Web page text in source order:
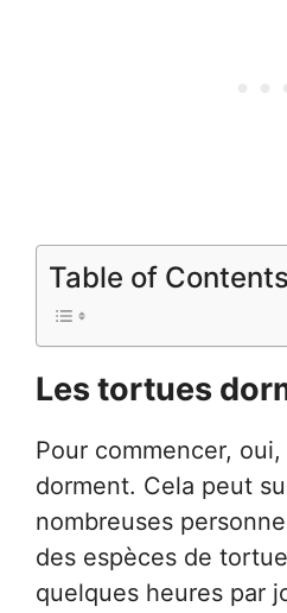
Table of Contents
Les tortues
Pour commencer,
dorment. Cela peut
nombreuses
des espèces de
quelques heures par